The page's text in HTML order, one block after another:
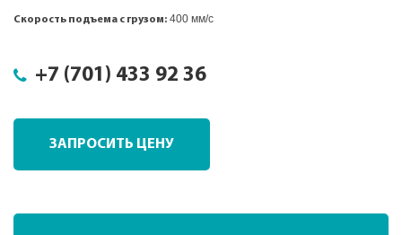
Скорость подъема с грузом: 400 мм/с
+7 (701) 433 92 36
ЗАПРОСИТЬ ЦЕНУ